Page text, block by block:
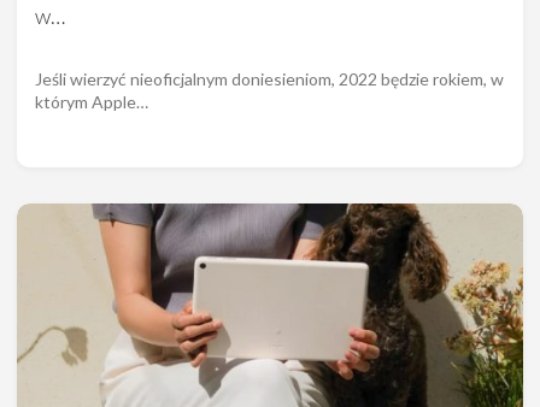
w…
Jeśli wierzyć nieoficjalnym doniesieniom, 2022 będzie rokiem, w
którym Apple…